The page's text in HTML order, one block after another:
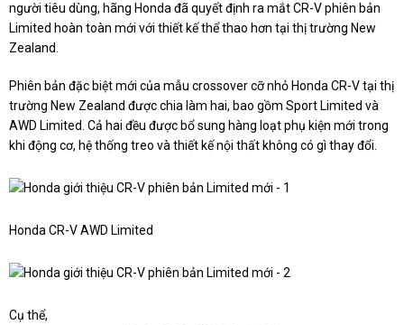
người tiêu dùng, hãng Honda đã quyết định ra mắt CR-V phiên bản
Limited hoàn toàn mới với thiết kế thể thao hơn tại thị trường New
Zealand.
Phiên bản đặc biệt mới của mẫu crossover cỡ nhỏ Honda CR-V tại thị
trường New Zealand được chia làm hai, bao gồm Sport Limited và
AWD Limited. Cả hai đều được bổ sung hàng loạt phụ kiện mới trong
khi động cơ, hệ thống treo và thiết kế nội thất không có gì thay đổi.
Honda CR-V AWD Limited
Cụ thể,